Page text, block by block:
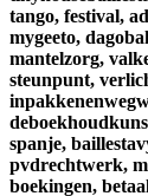
tango, festival,
mygeeto,
mantelzorg,
steunpunt,
spanje,
pvdrechtwerk,
boekingen,